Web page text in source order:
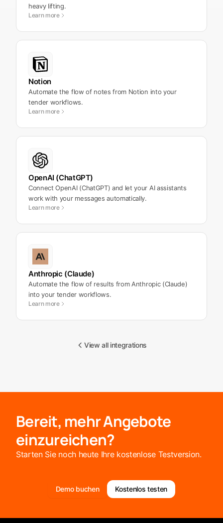
heavy lifting.
Learn more
Notion
Automate the flow of notes from Notion into your
tender workflows.
Learn more
OpenAI (ChatGPT)
Connect OpenAI (ChatGPT) and let your AI assistants
work with your messages automatically.
Learn more
Anthropic (Claude)
Automate the flow of results from Anthropic (Claude)
into your tender workflows.
Learn more
View all integrations
Bereit, mehr Angebote
einzureichen?
Starten Sie noch heute Ihre kostenlose Testversion.
Demo buchen Kostenlos testen